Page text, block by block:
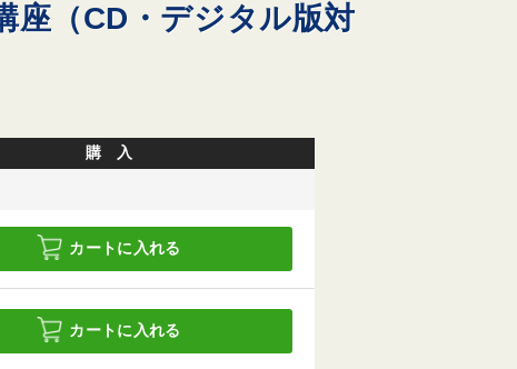
座（CD・デジタル版対
購 入
カートに入れる
カートに入れる